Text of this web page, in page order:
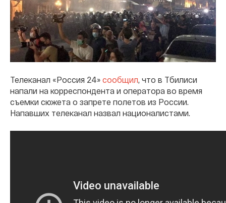
Телеканал «Россия 24» сообщил , что в Тбилиси
напали на корреспондента и оператора во время
съемки сюжета о запрете полетов из России.
Напавших телеканал назвал националистами.